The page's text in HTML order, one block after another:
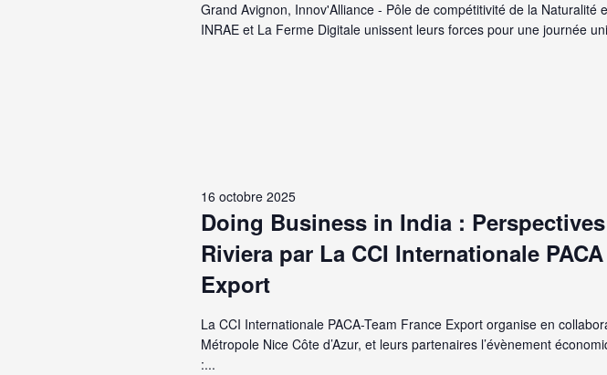
2025
Grand Avignon, Innov'Alliance - Pôle de compétitivité de la Naturalité
INRAE et La Ferme Digitale unissent leurs forces pour une journée
Doing Business in India :
Riviera par La CCI Internationale
Export
16 octobre 2025
La CCI Internationale PACA-Team France Export organise en
Métropole Nice Côte d’Azur, et leurs partenaires l’évènement
:...